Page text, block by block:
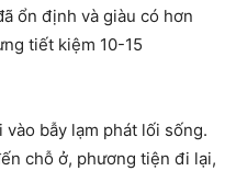
ổn định và giàu có hơn
tiết kiệm 10-15
bẫy lạm phát lối sống.
chỗ ở, phương tiện đi lại,